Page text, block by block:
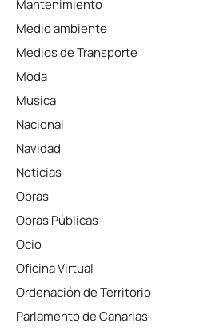
Mantenimiento
Medio ambiente
Medios de Transporte
Moda
Musica
Nacional
Navidad
Noticias
Obras
Obras Públicas
Ocio
Oficina Virtual
Ordenación de Territorio
Parlamento de Canarias